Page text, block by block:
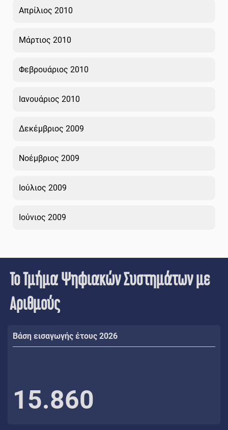
Απρίλιος 2010
Μάρτιος 2010
Φεβρουάριος 2010
Ιανουάριος 2010
Δεκέμβριος 2009
Νοέμβριος 2009
Ιούλιος 2009
Ιούνιος 2009
Το Τμήμα Ψηφιακών Συστημάτων με
Αριθμούς
Βάση εισαγωγής έτους 2026
15.860